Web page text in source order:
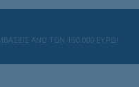
ΆΝΩ ΤΩΝ 150.000 ΕΥΡΏ!